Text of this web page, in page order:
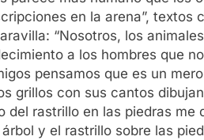
en la arena”,
“Nosotros, los
a los hombres que
pensamos que es un
grillos con sus cantos
del rastrillo en las piedras
y el rastrillo sobre las